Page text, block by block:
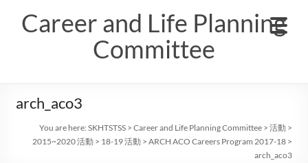
contentCareer and Life Planning
Committee
arch_aco3
You are here:SKHTSTSS >Career and Life Planning Committee >活動 >
2015~2020 活動 > 18-19 活動 >ARCH ACO Careers Program 2017-18 >
arch_aco3